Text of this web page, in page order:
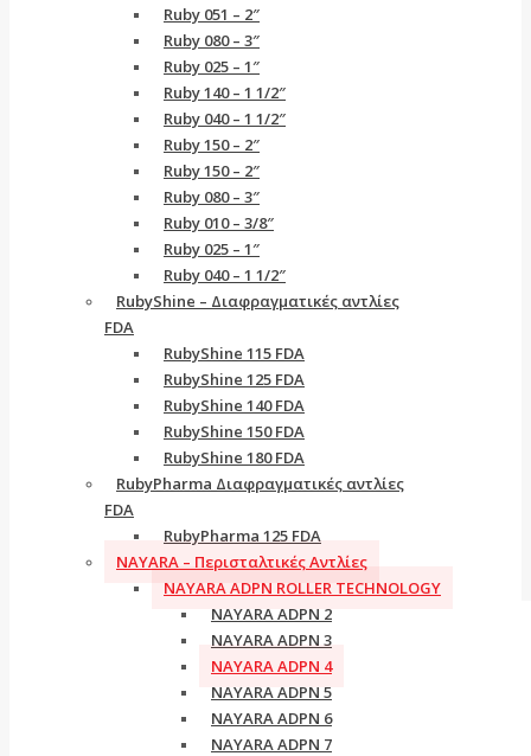
Ruby 051 – 2″
Ruby 080 – 3″
Ruby 025 – 1″
Ruby 140 – 1 1/2″
Ruby 040 – 1 1/2″
Ruby 150 – 2″
Ruby 150 – 2″
Ruby 080 – 3″
Ruby 010 – 3/8″
Ruby 025 – 1″
Ruby 040 – 1 1/2″
RubyShine – Διαφραγματικές αντλίες
FDA
RubyShine 115 FDA
RubyShine 125 FDA
RubyShine 140 FDA
RubyShine 150 FDA
RubyShine 180 FDA
RubyPharma Διαφραγματικές αντλίες
FDA
RubyPharma 125 FDA
NAYARA – Περισταλτικές Αντλίες
NAYARA ADPN ROLLER TECHNOLOGY
NAYARA ADPN 2
NAYARA ADPN 3
NAYARA ADPN 4
NAYARA ADPN 5
NAYARA ADPN 6
NAYARA ADPN 7